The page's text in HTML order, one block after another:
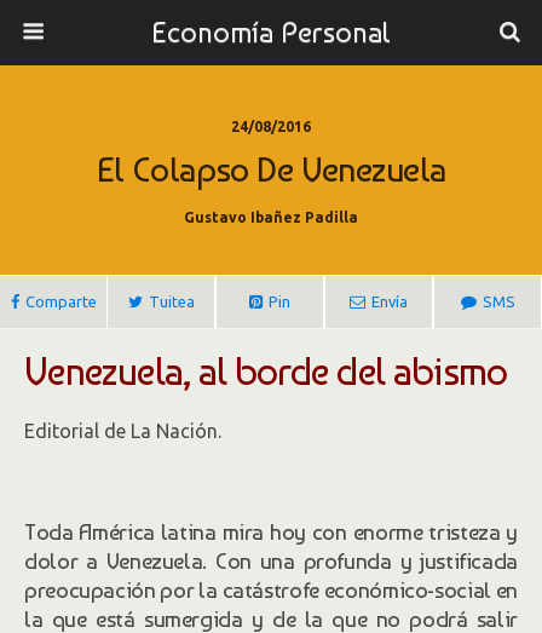
Economía Personal
24/08/2016
El Colapso De Venezuela
Gustavo Ibañez Padilla
Comparte Tuitea Pin Envía SMS
Venezuela, al borde del abismo
Editorial de La Nación.
Toda América latina mira hoy con enorme tristeza y
dolor a Venezuela. Con una profunda y justificada
preocupación por la catástrofe económico-social en
la que está sumergida y de la que no podrá salir